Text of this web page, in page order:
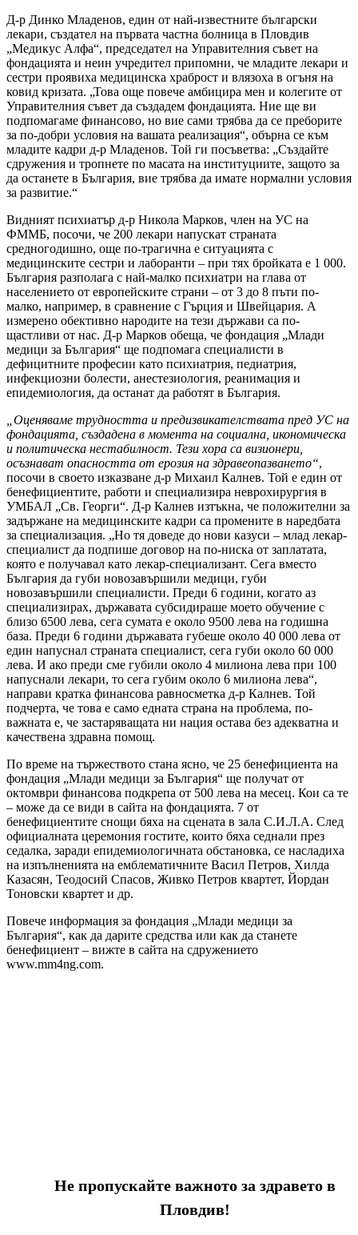
Д-р Динко Младенов, един от най-известните български
лекари, създател на първата частна болница в Пловдив
„Медикус Алфа“, председател на Управителния съвет на
фондацията и неин учредител припомни, че младите лекари и
сестри проявиха медицинска храброст и влязоха в огъня на
ковид кризата. „Това още повече амбицира мен и колегите от
Управителния съвет да създадем фондацията. Ние ще ви
подпомагаме финансово, но вие сами трябва да се преборите
за по-добри условия на вашата реализация“, обърна се към
младите кадри д-р Младенов. Той ги посъветва: „Създайте
сдружения и тропнете по масата на институциите, защото за
да останете в България, вие трябва да имате нормални условия
за развитие.“
Видният психиатър д-р Никола Марков, член на УС на
ФММБ, посочи, че 200 лекари напускат страната
средногодишно, още по-трагична е ситуацията с
медицинските сестри и лаборанти – при тях бройката е 1 000.
България разполага с най-малко психиатри на глава от
населението от европейските страни – от 3 до 8 пъти по-
малко, например, в сравнение с Гърция и Швейцария. А
измерено обективно народите на тези държави са по-
щастливи от нас. Д-р Марков обеща, че фондация „Млади
медици за България“ ще подпомага специалисти в
дефицитните професии като психиатрия, педиатрия,
инфекциозни болести, анестезиология, реанимация и
епидемиология, да останат да работят в България.
„Оценяваме трудността и предизвикателствата пред УС на
фондацията, създадена в момента на социална, икономическа
и политическа нестабилност. Тези хора са визионери,
осъзнават опасността от ерозия на здравеопазването“,
посочи в своето изказване д-р Михаил Калнев. Той е един от
бенефициентите, работи и специализира неврохирургия в
УМБАЛ „Св. Георги“. Д-р Калнев изтъкна, че положителни за
задържане на медицинските кадри са промените в наредбата
за специализация. „Но тя доведе до нови казуси – млад лекар-
специалист да подпише договор на по-ниска от заплатата,
която е получавал като лекар-специализант. Сега вместо
България да губи новозавършили медици, губи
новозавършили специалисти. Преди 6 години, когато аз
специализирах, държавата субсидираше моето обучение с
близо 6500 лева, сега сумата е около 9500 лева на годишна
база. Преди 6 години държавата губеше около 40 000 лева от
един напуснал страната специалист, сега губи около 60 000
лева. И ако преди сме губили около 4 милиона лева при 100
напуснали лекари, то сега губим около 6 милиона лева“,
направи кратка финансова равносметка д-р Калнев. Той
подчерта, че това е само едната страна на проблема, по-
важната е, че застаряващата ни нация остава без адекватна и
качествена здравна помощ.
По време на тържеството стана ясно, че 25 бенефициента на
фондация „Млади медици за България“ ще получат от
октомври финансова подкрепа от 500 лева на месец. Кои са те
– може да се види в сайта на фондацията. 7 от
бенефициентите снощи бяха на сцената в зала С.И.Л.А. След
официалната церемония гостите, които бяха седнали през
седалка, заради епидемиологичната обстановка, се насладиха
на изпълненията на емблематичните Васил Петров, Хилда
Казасян, Теодосий Спасов, Живко Петров квартет, Йордан
Тоновски квартет и др.
Повече информация за фондация „Млади медици за
България“, как да дарите средства или как да станете
бенефициент – вижте в сайта на сдружението
www.mm4ng.com.
Не пропускайте важното за здравето в
Пловдив!